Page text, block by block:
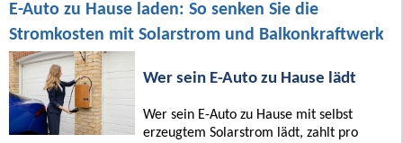
E-Auto zu Hause laden: So senken Sie die
Stromkosten mit Solarstrom und Balkonkraftwerk
Wer sein E-Auto zu Hause lädt
Wer sein E-Auto zu Hause mit selbst
erzeugtem Solarstrom lädt, zahlt pro